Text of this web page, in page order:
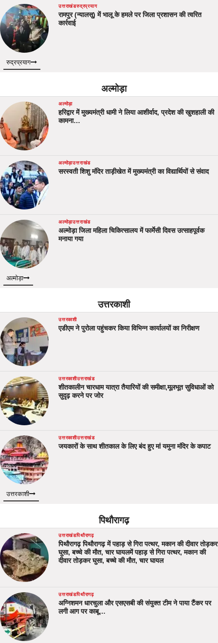
उत्तराखंडरुद्रप्रयाग
रामपुर (न्यालसू) में भालू के हमले पर जिला प्रशासन की त्वरित
कार्रवाई
रुद्रप्रयाग
अल्मोड़ा
अल्मोड़ा
हरिद्वार में मुख्यमंत्री धामी ने लिया आशीर्वाद, प्रदेश की खुशहाली की
कामना…
अल्मोड़ाउत्तराखंड
सरस्वती शिशु मंदिर ताड़ीखेत में मुख्यमंत्री का विद्यार्थियों से संवाद
अल्मोड़ाउत्तराखंड
अल्मोड़ा जिला महिला चिकित्सालय में फार्मेसी दिवस उत्साहपूर्वक
मनाया गया
अल्मोड़ा
उत्तरकाशी
उत्तरकाशी
एडीएम ने पुरोला पहुंचकर किया विभिन्न कार्यालयों का निरीक्षण
उत्तरकाशीउत्तराखंड
शीतकालीन चारधाम यात्रा तैयारियों की समीक्षा,मूलभूत सुविधाओं को
सुदृढ़ करने पर जोर
उत्तरकाशीउत्तराखंड
जयकारों के साथ शीतकाल के लिए बंद हुए मां यमुना मंदिर के कपाट
उत्तरकाशी
पिथौरागढ़
उत्तराखंडपिथौरागढ़
पिथौरागढ़ पिथौरागढ़ में पहाड़ से गिरा पत्थर, मकान की दीवार तोड़कर
घुसा, बच्चे की मौत, चार घायलमें पहाड़ से गिरा पत्थर, मकान की
दीवार तोड़कर घुसा, बच्चे की मौत, चार घायल
उत्तराखंडपिथौरागढ़
अग्निशमन धारचुला और एसएसबी की संयुक्त टीम ने पाया टैंकर पर
लगी आग पर काबू…